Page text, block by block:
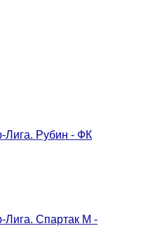
Лига. Рубин - ФК
Лига. Спартак М -